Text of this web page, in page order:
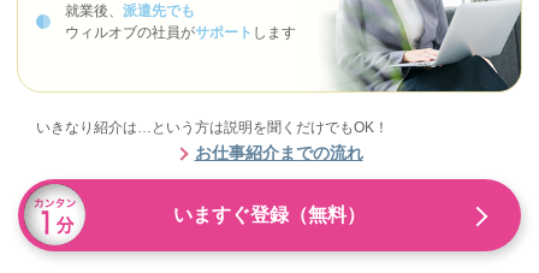
就業後、 派遣先でも
ウィルオブの社員がサポート します
いきなり紹介は…という方は説明を聞くだけでもOK！
お仕事紹介までの流れ
いますぐ登録（無料）